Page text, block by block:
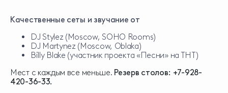
Качественные сеты и звучание от
DJ Stylez (Mosсow, SOHO Rooms)
DJ Martynez (Mosсow, Oblaka)
Billy Blake (участник проекта «Песни» на ТНТ)
Мест с каждым все меньше. Резерв столов: +7-928-
420-36-33.